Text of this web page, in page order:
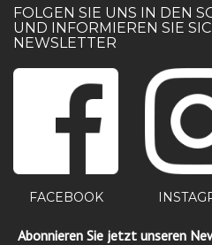
FOLGEN SIE UNS IN DEN
UND INFORMIEREN SIE
NEWSLETTER
FACEBOOK
Abonnieren Sie jetzt unseren